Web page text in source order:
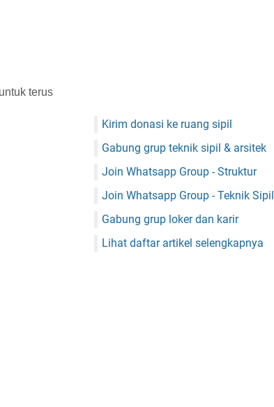
terus
Kirim donasi ke ruang sipil
Gabung grup teknik sipil & arsitek
Join Whatsapp Group - Struktur
Join Whatsapp Group - Teknik Sipil
Gabung grup loker dan karir
Lihat daftar artikel selengkapnya